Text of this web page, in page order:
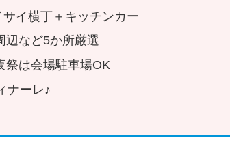
イ横丁＋キッチンカー
辺など5か所厳選
祭は会場駐車場OK
ナーレ♪